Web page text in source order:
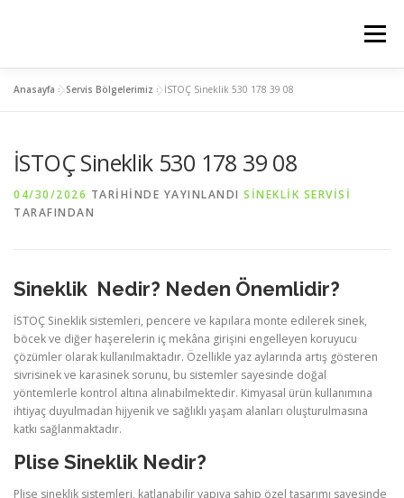
Menü
MENTEŞELİ SİNEKLİK SERVIS BÖLGELERIMIZ
Anasayfa »Servis Bölgelerimiz »İSTOÇ Sineklik 530 178 39 08
İSTOÇ Sineklik 530 178 39 08
04/30/2026 TARIHINDE YAYINLANDI SINEKLIK SERVISI
TARAFINDAN
Sineklik Nedir? Neden Önemlidir?
İSTOÇ Sineklik sistemleri, pencere ve kapılara monte edilerek sinek,
böcek ve diğer haşerelerin iç mekâna girişini engelleyen koruyucu
çözümler olarak kullanılmaktadır. Özellikle yaz aylarında artış gösteren
sivrisinek ve karasinek sorunu, bu sistemler sayesinde doğal
yöntemlerle kontrol altına alınabilmektedir. Kimyasal ürün kullanımına
ihtiyaç duyulmadan hijyenik ve sağlıklı yaşam alanları oluşturulmasına
katkı sağlanmaktadır.
Plise Sineklik Nedir?
Plise sineklik sistemleri, katlanabilir yapıya sahip özel tasarımı sayesinde